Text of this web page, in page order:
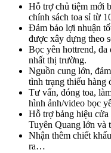
Hỗ trợ chủ tiệm mới
chính sách toa sỉ từ
Đảm bảo lợi nhuận
được xây dựng theo
Bọc yên hottrend, đa
nhất thị trường.
Nguồn cung lớn,
tình trạng thiếu hàng
Tư vấn, đóng toa,
hình ảnh/video bọc
Hỗ trợ bảng hiệu
Tuyên Quang lớn và
Nhận thêm chiết
ra…